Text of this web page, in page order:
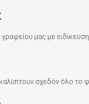
μας με
σχεδόν όλο το